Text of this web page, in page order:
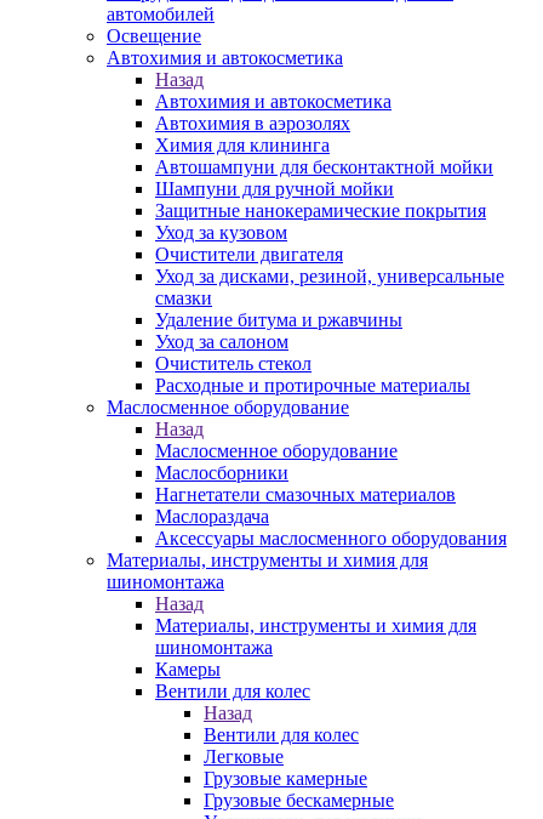
автомобилей
Освещение
Автохимия и автокосметика
Назад
Автохимия и автокосметика
Автохимия в аэрозолях
Химия для клининга
Автошампуни для бесконтактной мойки
Шампуни для ручной мойки
Защитные нанокерамические покрытия
Уход за кузовом
Очистители двигателя
Уход за дисками, резиной, универсальные
смазки
Удаление битума и ржавчины
Уход за салоном
Очиститель стекол
Расходные и протирочные материалы
Маслосменное оборудование
Назад
Маслосменное оборудование
Маслосборники
Нагнетатели смазочных материалов
Маслораздача
Аксессуары маслосменного оборудования
Материалы, инструменты и химия для
шиномонтажа
Назад
Материалы, инструменты и химия для
шиномонтажа
Камеры
Вентили для колес
Назад
Вентили для колес
Легковые
Грузовые камерные
Грузовые бескамерные